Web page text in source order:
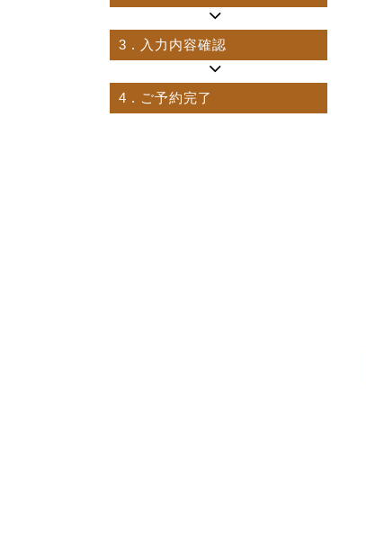
3 . 入力内容確認
4 . ご予約完了